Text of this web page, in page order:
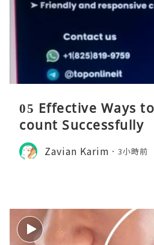
05 Effective Ways
count Successfully
Zavian Karim 3小時前